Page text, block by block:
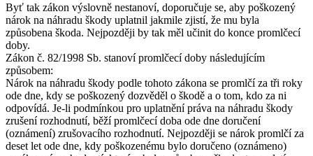
Byť tak zákon výslovně nestanoví, doporučuje se, aby poškozený
nárok na náhradu škody uplatnil jakmile zjistí, že mu byla
způsobena škoda. Nejpozději by tak měl učinit do konce promlčecí
doby.
Zákon č. 82/1998 Sb. stanoví promlčecí doby následujícím
způsobem:
Nárok na náhradu škody podle tohoto zákona se promlčí za tři roky
ode dne, kdy se poškozený dozvěděl o škodě a o tom, kdo za ni
odpovídá. Je-li podmínkou pro uplatnění práva na náhradu škody
zrušení rozhodnutí, běží promlčecí doba ode dne doručení
(oznámení) zrušovacího rozhodnutí. Nejpozději se nárok promlčí za
deset let ode dne, kdy poškozenému bylo doručeno (oznámeno)